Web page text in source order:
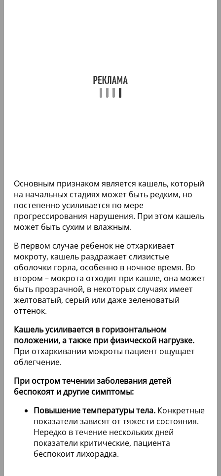
Основным признаком является кашель, который
на начальных стадиях может быть редким, но
постепенно усиливается по мере
прогрессирования нарушения. При этом кашель
может быть сухим и влажным.
В первом случае ребенок не отхаркивает
мокроту, кашель раздражает слизистые
оболочки горла, особенно в ночное время. Во
втором – мокрота отходит при кашле, она может
быть прозрачной, в некоторых случаях имеет
желтоватый, серый или даже зеленоватый
оттенок.
Кашель усиливается в горизонтальном
положении, а также при физической нагрузке.
При отхаркивании мокроты пациент ощущает
облегчение.
При остром течении заболевания детей
беспокоят и другие симптомы:
Повышение температуры тела. Конкретные
показатели зависят от тяжести состояния.
Нередко в течение нескольких дней
показатели критические, пациента
беспокоит лихорадка.